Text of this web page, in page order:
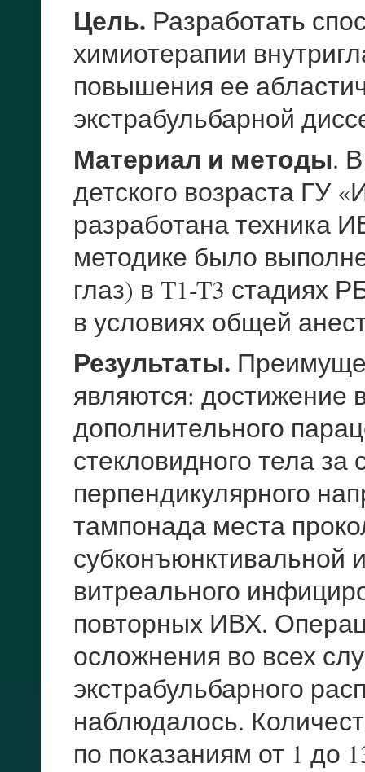
Цель. Разработать
химиотерапии
повышения ее
экстрабульбарной
Материал и методы.
детского возраста ГУ
разработана техника
методике было
глаз) в T1-T3 стадиях
в условиях общей
Результаты.
являются: достижение
дополнительного
стекловидного тела
перпендикулярного
тампонада места
субконъюнктивальной
витреального
повторных ИВХ.
осложнения во всех
экстрабульбарного
наблюдалось.
по показаниям от 1 до